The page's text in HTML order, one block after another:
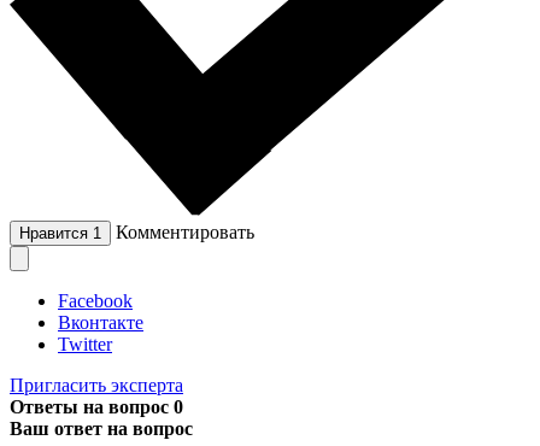
Нравится 1 Комментировать
Facebook
Вконтакте
Twitter
Пригласить эксперта
Ответы на вопрос 0
Ваш ответ на вопрос